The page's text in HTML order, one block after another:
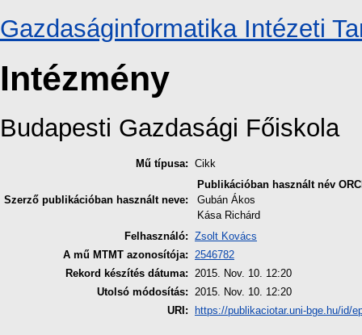
Gazdaságinformatika Intézeti
Intézmény
Budapesti Gazdasági Főiskola
Mű típusa: Cikk
Szerző publikációban használt neve:
Publikációban használt név
Gubán Ákos
Kása Richárd
Felhasználó: Zsolt Kovács
A mű MTMT azonosítója: 2546782
Rekord készítés dátuma: 2015. Nov. 10. 12:20
Utolsó módosítás: 2015. Nov. 10. 12:20
URI:
https://publikaciotar.uni-bge.hu/id/